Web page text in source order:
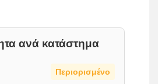
ανά κατάστημα
Περιορισμένο